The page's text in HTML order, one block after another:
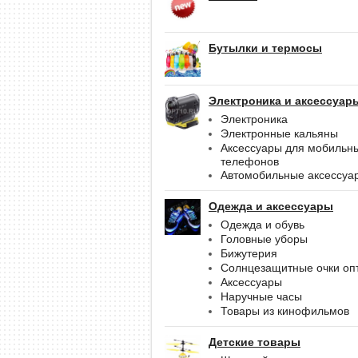
Бутылки и термосы
Электроника и
Электроника
Электронные кальяны
Аксессуары для
телефонов
Автомобильные
Одежда и аксессуары
Одежда и обувь
Головные уборы
Бижутерия
Солнцезащитные очки
Аксессуары
Наручные часы
Товары из кинофильмов
Детские товары